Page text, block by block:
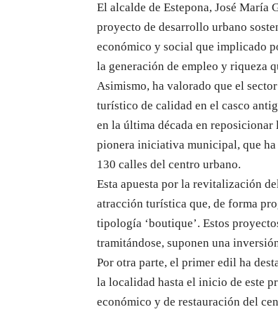
El alcalde de Estepona, José María
proyecto de desarrollo urbano
económico y social que implicado
la generación de empleo y riqueza
Asimismo, ha valorado que el
turístico de calidad en el casco
en la última década en
pionera iniciativa municipal, que
130 calles del centro urbano.
Esta apuesta por la revitalización
atracción turística que, de forma
tipología ‘boutique’. Estos
tramitándose, suponen una
Por otra parte, el primer edil ha
la localidad hasta el inicio de este
económico y de restauración del